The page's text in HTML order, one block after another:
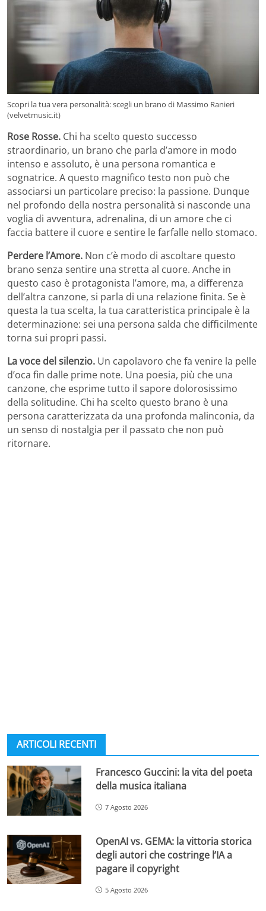
Scopri la tua vera personalità: scegli un brano di Massimo Ranieri
(velvetmusic.it)
Rose Rosse. Chi ha scelto questo successo
straordinario, un brano che parla d’amore in modo
intenso e assoluto, è una persona romantica e
sognatrice. A questo magnifico testo non può che
associarsi un particolare preciso: la passione. Dunque
nel profondo della nostra personalità si nasconde una
voglia di avventura, adrenalina, di un amore che ci
faccia battere il cuore e sentire le farfalle nello stomaco.
Perdere l’Amore. Non c’è modo di ascoltare questo
brano senza sentire una stretta al cuore. Anche in
questo caso è protagonista l’amore, ma, a differenza
dell’altra canzone, si parla di una relazione finita. Se è
questa la tua scelta, la tua caratteristica principale è la
determinazione: sei una persona salda che difficilmente
torna sui propri passi.
La voce del silenzio. Un capolavoro che fa venire la pelle
d’oca fin dalle prime note. Una poesia, più che una
canzone, che esprime tutto il sapore dolorosissimo
della solitudine. Chi ha scelto questo brano è una
persona caratterizzata da una profonda malinconia, da
un senso di nostalgia per il passato che non può
ritornare.
ARTICOLI RECENTI
Francesco Guccini: la vita del poeta
della musica italiana
7 Agosto 2026
OpenAI vs. GEMA: la vittoria storica
degli autori che costringe l’IA a
pagare il copyright
5 Agosto 2026